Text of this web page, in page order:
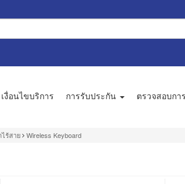
เงื่อนไขบริการ การรับประกัน ตรวจสอบกา
ร้สาย Wireless Keyboard